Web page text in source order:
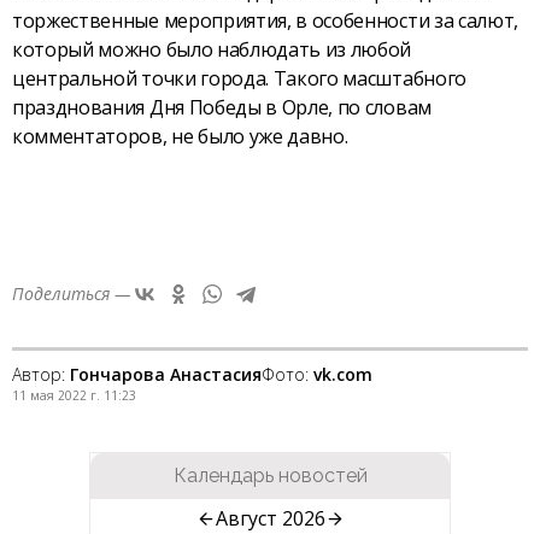
торжественные мероприятия, в особенности за салют,
который можно было наблюдать из любой
центральной точки города. Такого масштабного
празднования Дня Победы в Орле, по словам
комментаторов, не было уже давно.
Поделиться —
Автор: Гончарова АнастасияФото: vk.com
11 мая 2022 г. 11:23
Календарь новостей
Август 2026